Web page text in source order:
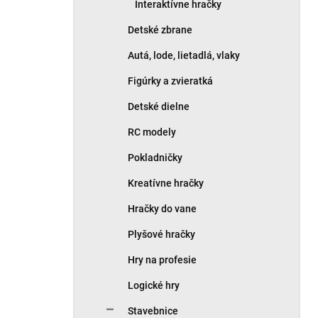
Interaktívne hračky
Detské zbrane
Autá, lode, lietadlá, vlaky
Figúrky a zvieratká
Detské dielne
RC modely
Pokladničky
Kreatívne hračky
Hračky do vane
Plyšové hračky
Hry na profesie
Logické hry
Stavebnice